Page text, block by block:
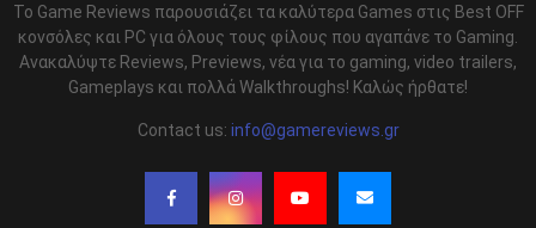
Το Game Reviews παρουσιάζει τα καλύτερα Games στις Best OFF
κονσόλες και PC για όλους τους φίλους που αγαπάνε το Gaming.
Ανακαλύψτε Reviews, Previews, νέα για το gaming, video trailers,
Gameplays και πολλά Walkthroughs! Καλώς ήρθατε!
Contact us: info@gamereviews.gr